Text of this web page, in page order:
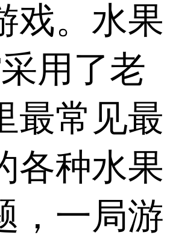
戏。水果
用了老
最常见最
各种水果
，一局游